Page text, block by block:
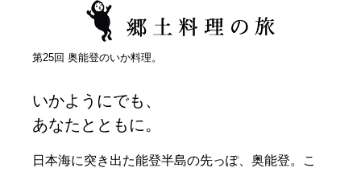
第25回 奥能登のいか料理。
いかようにでも、
あなたとともに。
日本海に突き出た能登半島の先っぽ、奥能登。こ